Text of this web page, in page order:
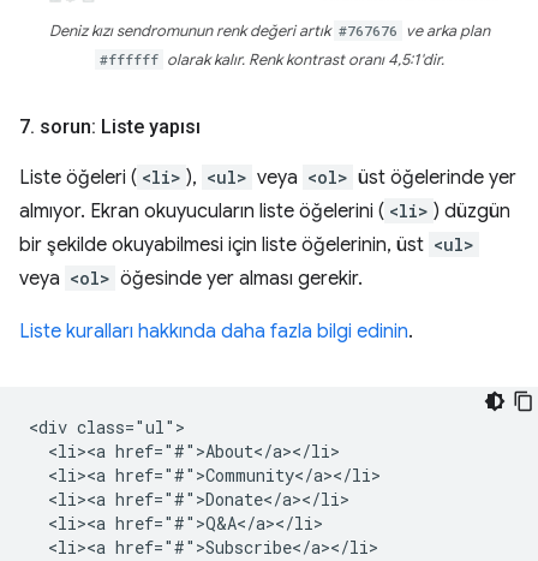
Deniz kızı sendromunun renk değeri artık #767676 ve arka plan
#ffffff olarak kalır. Renk kontrast oranı 4,5:1'dir.
7. sorun: Liste yapısı
Liste öğeleri ( <li> ), <ul> veya <ol> üst öğelerinde yer
almıyor. Ekran okuyucuların liste öğelerini ( <li> ) düzgün
bir şekilde okuyabilmesi için liste öğelerinin, üst <ul>
veya <ol> öğesinde yer alması gerekir.
Liste kuralları hakkında daha fazla bilgi edinin.
<div class="ul">
  <li><a href="#">About</a></li>
  <li><a href="#">Community</a></li>
  <li><a href="#">Donate</a></li>
  <li><a href="#">Q&A</a></li>
  <li><a href="#">Subscribe</a></li>